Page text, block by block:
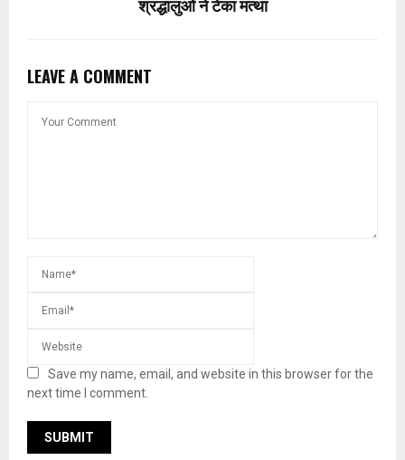
श्रद्धालुओं ने टेका मत्था
LEAVE A COMMENT
Save my name, email, and website in this browser for the
next time I comment.